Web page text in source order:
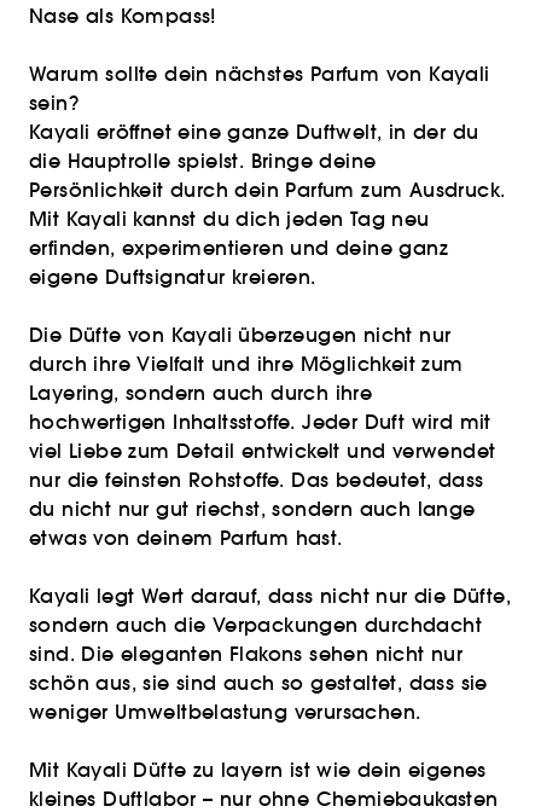
Nase als Kompass!
Warum sollte dein nächstes Parfum von Kayali
sein?
Kayali eröffnet eine ganze Duftwelt, in der du
die Hauptrolle spielst. Bringe deine
Persönlichkeit durch dein Parfum zum Ausdruck.
Mit Kayali kannst du dich jeden Tag neu
erfinden, experimentieren und deine ganz
eigene Duftsignatur kreieren.
Die Düfte von Kayali überzeugen nicht nur
durch ihre Vielfalt und ihre Möglichkeit zum
Layering, sondern auch durch ihre
hochwertigen Inhaltsstoffe. Jeder Duft wird mit
viel Liebe zum Detail entwickelt und verwendet
nur die feinsten Rohstoffe. Das bedeutet, dass
du nicht nur gut riechst, sondern auch lange
etwas von deinem Parfum hast.
Kayali legt Wert darauf, dass nicht nur die Düfte,
sondern auch die Verpackungen durchdacht
sind. Die eleganten Flakons sehen nicht nur
schön aus, sie sind auch so gestaltet, dass sie
weniger Umweltbelastung verursachen.
Mit Kayali Düfte zu layern ist wie dein eigenes
kleines Duftlabor – nur ohne Chemiebaukasten